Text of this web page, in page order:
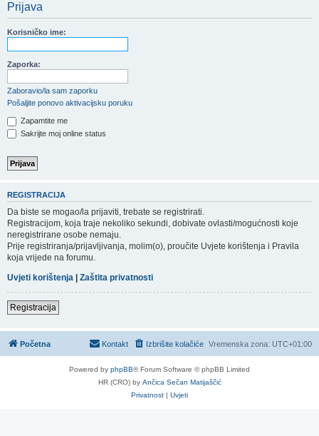
Prijava
Korisničko ime:
Zaporka:
Zaboravio/la sam zaporku
Pošaljite ponovo aktivacijsku poruku
Zapamtite me
Sakrijte moj online status
REGISTRACIJA
Da biste se mogao/la prijaviti, trebate se registrirati.
Registracijom, koja traje nekoliko sekundi, dobivate ovlasti/mogućnosti koje
neregistrirane osobe nemaju.
Prije registriranja/prijavljivanja, molim(o), proučite Uvjete korištenja i Pravila
koja vrijede na forumu.
Uvjeti korištenja | Zaštita privatnosti
Registracija
Početna Vremenska zona: UTC+01:00
Izbrišite kolačiće
Kontakt
Powered by phpBB® Forum Software © phpBB Limited
HR (CRO) by Ančica Sečan Matijaščić
Privatnost | Uvjeti